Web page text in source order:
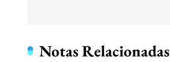
Notas Relacionadas